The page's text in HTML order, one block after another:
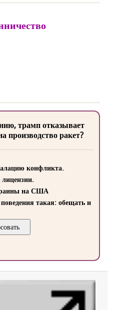
трамп отказывает
ракет?
конфликта.
на США
такая: обещать и